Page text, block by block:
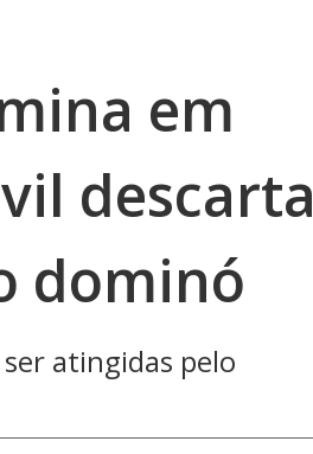
em
descarta
dominó
atingidas pelo